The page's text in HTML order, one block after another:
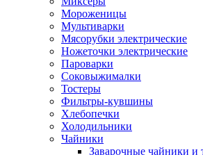
Мороженицы
Мультиварки
Мясорубки электрические
Ножеточки электрические
Пароварки
Соковыжималки
Тостеры
Фильтры-кувшины
Хлебопечки
Холодильники
Чайники
Заварочные чайники и